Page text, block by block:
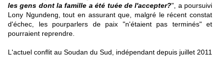
les gens dont la famille a été tuée de l'accepter?", a poursuivi
Lony Ngundeng, tout en assurant que, malgré le récent constat
d'échec, les pourparlers de paix "n'étaient pas terminés" et
pourraient reprendre.
L'actuel conflit au Soudan du Sud, indépendant depuis juillet 2011